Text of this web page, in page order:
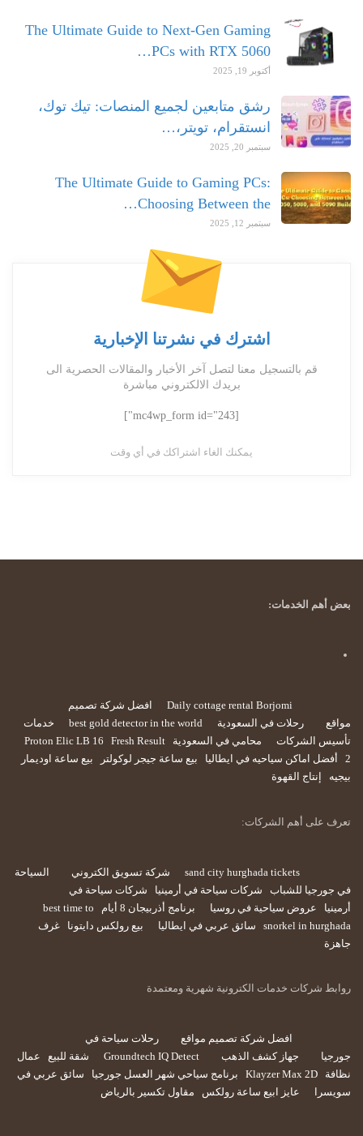
The Ultimate Guide to Next-Gen Gaming
PCs with RTX 5060…
أكتوبر 19, 2025
رشق متابعين لجميع المنصات: تيك توك،
انستقرام، تويتر،…
سبتمبر 20, 2025
The Ultimate Guide to Gaming PCs:
Choosing Between the…
سبتمبر 12, 2025
اشترك في نشرتنا الإخبارية
قم بالتسجيل معنا لتصل آخر الأخبار والمقالات الحصرية الى
بريدك الالكتروني مباشرة
[mc4wp_form id="243"]
يمكنك الغاء اشتراكك في أي وقت
بعض أهم الخدمات:
Daily cottage rental Borjomi
افضل شركة تصميم
مواقع
رحلات في السعودية best gold detector in the world
خدمات
تأسيس الشركات
محامي في السعودية Proton Elic LB 16
Fresh Result
2
أفضل اماكن سياحيه في ايطاليا بيع ساعة جيجر لوكولتر
بيع ساعة اوديمار
بيجيه
إنتاج القهوة
تعرف على أهم الشركات:
sand city hurghada tickets شركة تسويق الكتروني
السياحة
في جورجيا للشباب
شركات سياحة في أرمينيا
شركات سياحة في
أرمينيا
عروض سياحية في روسيا برنامج أذربيجان 8 أيام
best time to
snorkel in hurghada
سائق عربي في ايطاليا بيع رولكس دايتونا
غرف
جاهزة
روابط شركات خدمات الكترونية شهرية ومعتمدة
افضل شركة تصميم مواقع
رحلات سياحة في
جورجيا
جهاز كشف الذهب Groundtech IQ Detect شقة للبيع
عمال
نظافة
Klayzer Max 2D برنامج سياحي شهر العسل جورجيا
سائق عربي في
سويسرا
عايز ابيع ساعة رولكس مقاول تكسير بالرياض